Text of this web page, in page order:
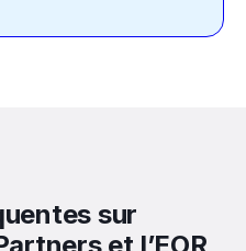
sur